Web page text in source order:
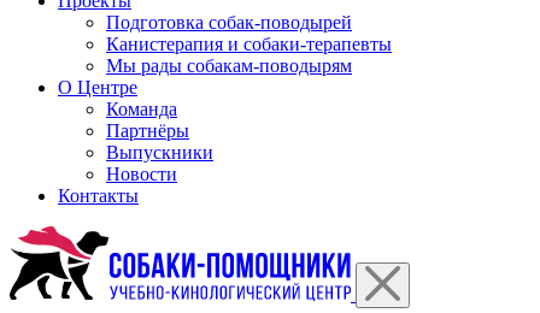
Подготовка собак-поводырей
Канистерапия и собаки-терапевты
Мы рады собакам-поводырям
О Центре
Команда
Партнёры
Выпускники
Новости
Контакты